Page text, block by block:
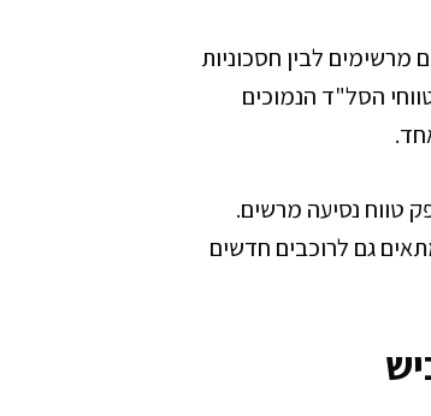
בין ביצועים מרשימים לבין חסכוניות
בטווחי הסל"ד הנמוכים
לספק טווח נסיעה מרשים.
גם לרוכבים חדשים